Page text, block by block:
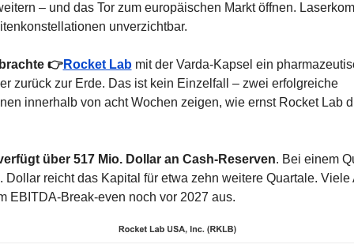
– und das Tor zum europäischen Markt öffnen.
unverzichtbar.
👉Rocket Lab mit der Varda-Kapsel ein
zurück zur Erde. Das ist kein Einzelfall – zwei erfolgreiche
innerhalb von acht Wochen zeigen, wie ernst Rocket Lab
über 517 Mio. Dollar an Cash-Reserven. Bei einem
Dollar reicht das Kapital für etwa zehn weitere Quartale. Viele
EBITDA-Break-even noch vor 2027 aus.